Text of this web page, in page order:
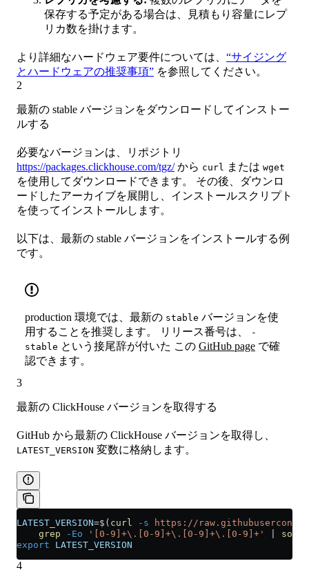
保存する予定がある場合は、見積もり容量にレプ
リカ数を掛けます。
より詳細なハードウェア要件については、 “サイジング
とハードウェアの推奨事項” を参照してください。
2
最新の stable バージョンをダウンロードしてインストー
ルする
必要なバージョンは、リポジトリ
https://packages.clickhouse.com/tgz/から curl または wget
を使用してダウンロードできます。 その後、ダウンロ
ードしたアーカイブを展開し、インストールスクリプト
を使ってインストールします。
以下は、最新の stable バージョンをインストールする例
です。
production 環境では、最新の stable バージョンを使
用することを推奨します。 リリース番号は、
-
stable という接尾辞が付いた この GitHub page で確
認できます。
3
最新の ClickHouse バージョンを取得する
GitHub から最新の ClickHouse バージョンを取得し、
LATEST_VERSION 変数に格納します。
LATEST_VERSION=$( curl -s https://
    grep
-Eo '[0-9]+\.[0-9]+\.[0-9]+\.[0-9]+' sort
export LATEST_VERSION
4